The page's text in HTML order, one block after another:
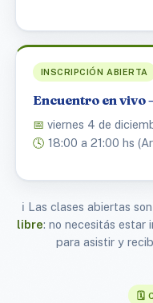
INSCRIPCIÓN ABIERTA
Encuentro en
📅 viernes 4 de
🕓 18:00 a 21:00 hs
ℹ️ Las clases abiertas son
libre: no necesitás estar
para asistir y
🗓️